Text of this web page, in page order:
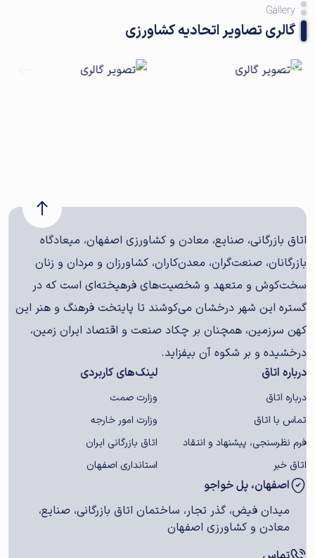
Gallery
گالری تصاویر اتحادیه کشاورزی
اتاق بازرگانی، صنایع، معادن و کشاورزی اصفهان، میعادگاه
بازرگانان، صنعت‌گران، معدن‌کاران، کشاورزان و مردان و زنان
سخت‌کوش و متعهد و شخصیت‌های فرهیخته‌ای است که در
گستره این شهر درخشان می‌کوشند تا پایتخت فرهنگ و هنر این
کهن سرزمین، همچنان بر چکاد صنعت و اقتصاد ایران زمین،
درخشیده و بر شکوه آن بیفزاید.
درباره اتاق
درباره اتاق
تماس با اتاق
فرم نظرسنجی، پیشنهاد و انتقاد
اتاق خبر
لینک‌های کاربردی
وزارت صمت
وزارت امور خارجه
اتاق بازرگانی ایران
استانداری اصفهان
اصفهان، پل خواجو
میدان فیض، گذر تجار، ساختمان اتاق بازرگانی، صنایع،
معادن و کشاورزی اصفهان